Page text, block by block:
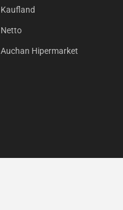
Kaufland
Netto
Auchan Hipermarket